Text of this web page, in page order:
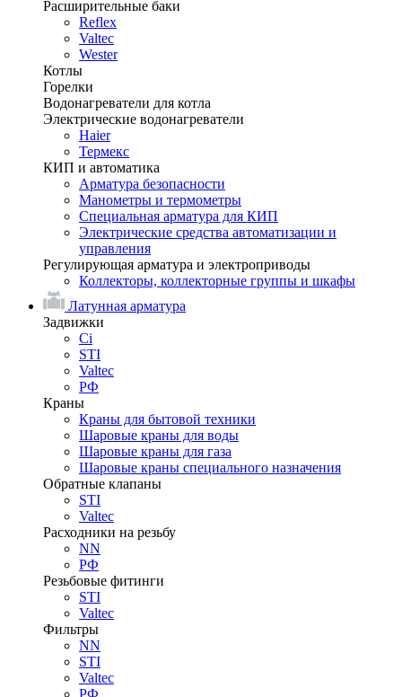
Расширительные баки
Reflex
Valtec
Wester
Котлы
Горелки
Водонагреватели для котла
Электрические водонагреватели
Haier
Термекс
КИП и автоматика
Арматура безопасности
Манометры и термометры
Специальная арматура для КИП
Электрические средства автоматизации и
управления
Регулирующая арматура и электроприводы
Коллекторы, коллекторные группы и шкафы
Латунная арматура
Задвижки
Ci
STI
Valtec
РФ
Краны
Краны для бытовой техники
Шаровые краны для воды
Шаровые краны для газа
Шаровые краны специального назначения
Обратные клапаны
STI
Valtec
Расходники на резьбу
NN
РФ
Резьбовые фитинги
STI
Valtec
Фильтры
NN
STI
Valtec
РФ